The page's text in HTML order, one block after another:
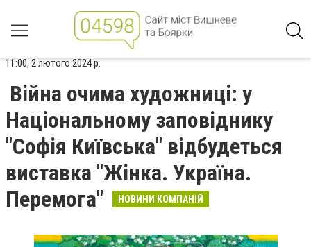
11:00, 2 лютого 2024 р.
Війна очима художниці: у
Національному заповіднику
"Софія Київська" відбудеться
виставка "Жінка. Україна.
Перемога"
НОВИНИ КОМПАНІЙ